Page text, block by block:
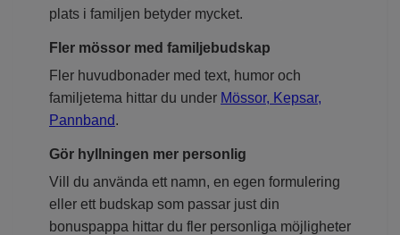
plats i familjen betyder mycket.
Fler mössor med familjebudskap
Fler huvudbonader med text, humor och
familjetema hittar du under Mössor, Kepsar,
Pannband.
Gör hyllningen mer personlig
Vill du använda ett namn, en egen formulering
eller ett budskap som passar just din
bonuspappa hittar du fler personliga möjligheter